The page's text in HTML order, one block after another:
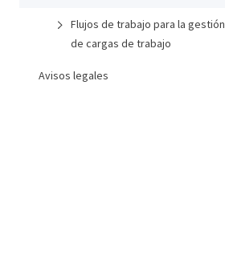
Flujos de trabajo para la gestión
de cargas de trabajo
Avisos legales